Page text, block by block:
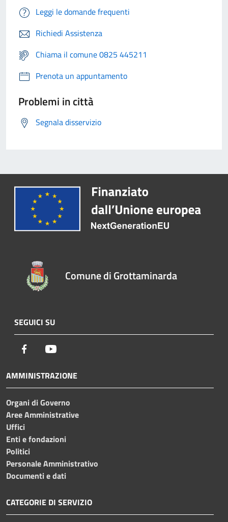
Leggi le domande frequenti
Richiedi Assistenza
Chiama il comune 0825 445211
Prenota un appuntamento
Problemi in città
Segnala disservizio
Comune di Grottaminarda
SEGUICI SU
Facebook
AMMINISTRAZIONE
Organi di Governo
Aree Amministrative
Uffici
Enti e fondazioni
Politici
Personale Amministrativo
Documenti e dati
CATEGORIE DI SERVIZIO